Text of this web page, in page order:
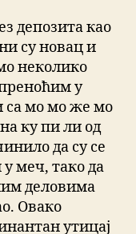
депозита као
су новац и
неколико
у
са мо мо же мо
ку пи ли од
да су се
меч, тако да
деловима
Овако
утицај